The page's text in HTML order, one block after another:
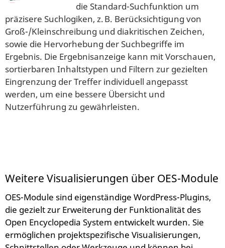
die Standard-Suchfunktion um
präzisere Suchlogiken, z. B. Berücksichtigung von
Groß-/Kleinschreibung und diakritischen Zeichen,
sowie die Hervorhebung der Suchbegriffe im
Ergebnis. Die Ergebnisanzeige kann mit Vorschauen,
sortierbaren Inhaltstypen und Filtern zur gezielten
Eingrenzung der Treffer individuell angepasst
werden, um eine bessere Übersicht und
Nutzerführung zu gewährleisten.
Weitere Visualisierungen über OES-Module
OES-Module sind eigenständige WordPress-Plugins,
die gezielt zur Erweiterung der Funktionalität des
Open Encyclopedia System entwickelt wurden. Sie
ermöglichen projektspezifische Visualisierungen,